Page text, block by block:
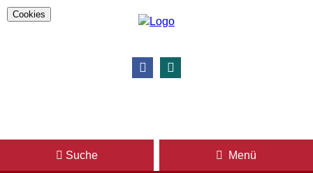
Suche Menü
Cookies